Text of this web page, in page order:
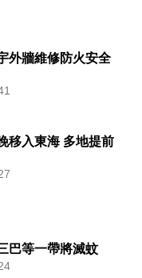
外牆維修防火安全
移入東海 多地提前
巴等一帶將滅蚊